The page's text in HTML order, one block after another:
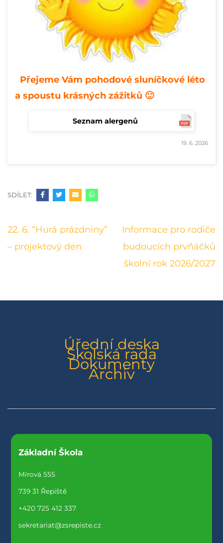
Přejeme Vám pohodové sluníčkové léto
a spoustu krásných zážitků 🙂
Seznam alergenů
19. 6. 2026
SDÍLET:
Navigace
pro
22. 6. “Hurá prázdniny”
– projektový den
Informace pro rodiče
budoucích prvňáčků
školní rok 2026/2027
Úřední deska
Školská rada
Dokumenty
Archiv
Základní Škola
Mírová 555
739 31 Řepiště
+420 725 412 337
sekretariat@zsrepiste.cz